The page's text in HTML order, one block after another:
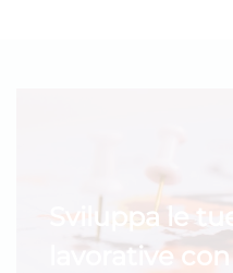
Sviluppa le
lavorative